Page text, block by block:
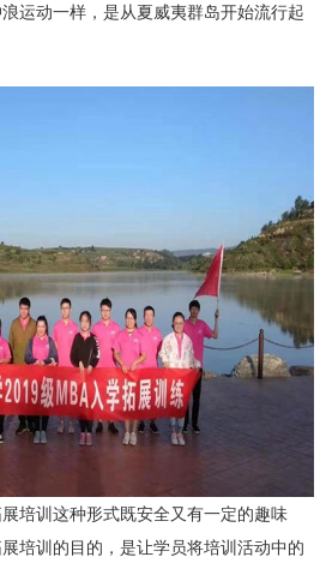
运动一样，是从夏威夷群岛开始流行起
培训这种形式既安全又有一定的趣味
培训的目的，是让学员将培训活动中的